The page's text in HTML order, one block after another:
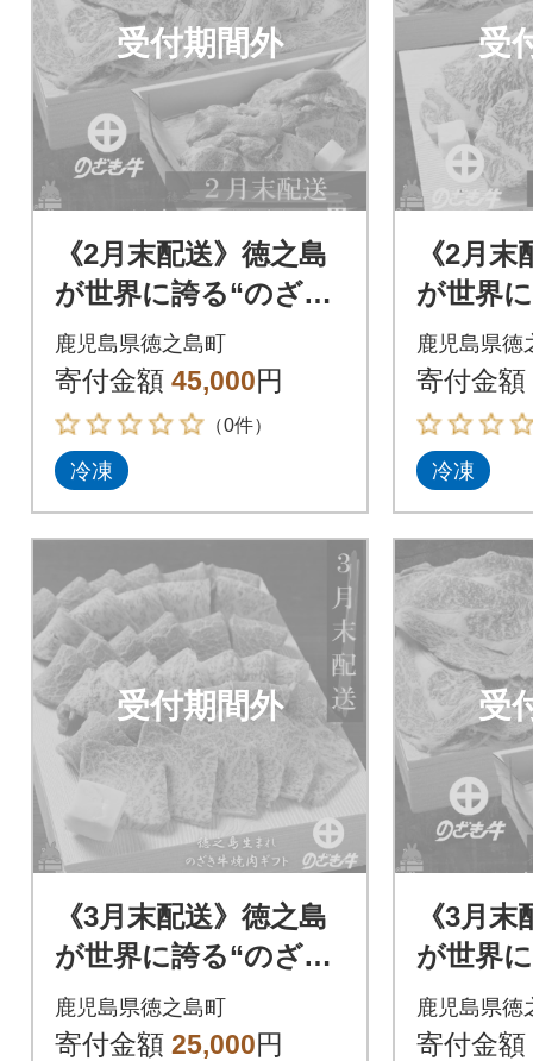
受付期間外
《2月末配送》徳之島
が世界に誇る“のざき
牛”ロースすき焼きギ
フト
鹿児島県徳之島町
寄付金額 45,000円
（0件）
冷凍
受
《2月
が世界
牛”サー
キギフ
鹿児島県徳
寄付金額
冷凍
受付期間外
《3月末配送》徳之島
が世界に誇る“のざき
牛”特選焼肉ギフト
鹿児島県徳之島町
寄付金額 25,000円
受
《3月
が世界
牛”ロー
フト
鹿児島県徳
寄付金額